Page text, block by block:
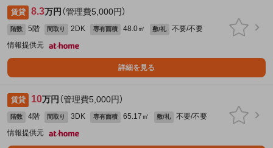
賃貸 8.3万円 （管理費5,000円）
階数 5階 間取り 2DK 専有面積 48.0㎡ 敷/礼
不要/不要
情報提供元
詳細を見る
賃貸 10万円 （管理費5,000円）
階数 4階 間取り 3DK 専有面積 65.17㎡ 敷/礼
不要/不要
情報提供元